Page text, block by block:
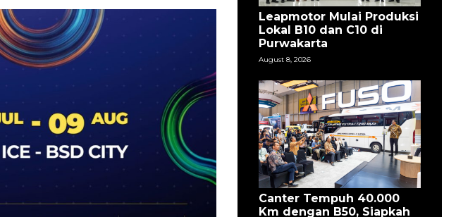
Leapmotor Mulai Produksi
Lokal B10 dan C10 di
Purwakarta
August 8, 2026
Canter Tempuh 40.000
Km dengan B50, Siapkah